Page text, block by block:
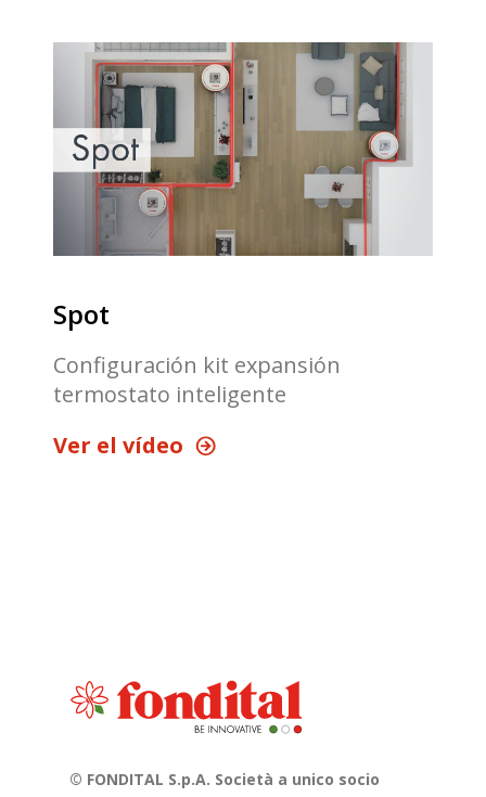
Spot
Configuración kit expansión
termostato inteligente
Ver el vídeo
© FONDITAL S.p.A. Società a unico socio